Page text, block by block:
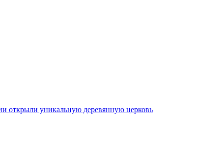
открыли уникальную деревянную церковь